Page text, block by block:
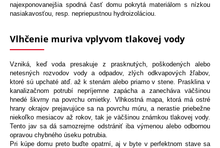
najexponovanejšia spodná časť domu pokrytá materiálom s nízkou
nasiakavosťou, resp. nepriepustnou hydroizoláciou.
Vlhčenie muriva vplyvom tlakovej vody
Vzniká, keď voda presakuje z prasknutých, poškodených alebo
netesných rozvodov vody a odpadov, zlých odkvapových žľabov,
ktoré sú upchaté atď. až k stenám alebo priamo v stene. Prasklina v
kanalizačnom potrubí nepríjemne zapácha a zanecháva väčšinou
hnedé škvrny na povrchu omietky. Vlhkostná mapa, ktorá má ostré
hrany okrajov prejavujúce sa na povrchu múru, a nerastie priebežne
niekoľko mesiacov až rokov, tak je väčšinou známkou tlakovej vody.
Tento jav sa dá samozrejme odstrániť iba výmenou alebo odbornou
opravou chybného úseku potrubia.
Pri kúpe domu preto buďte opatrní, aj v byte v perfektnom stave sa